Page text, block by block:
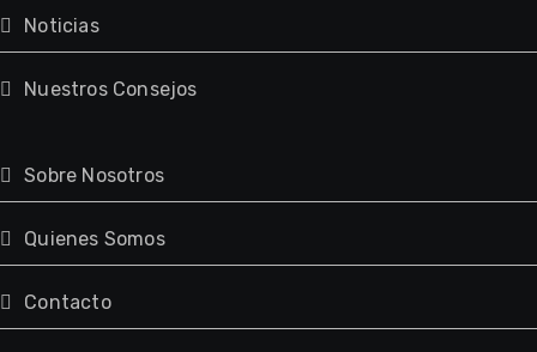
Noticias
Nuestros Consejos
Sobre Nosotros
Quienes Somos
Contacto